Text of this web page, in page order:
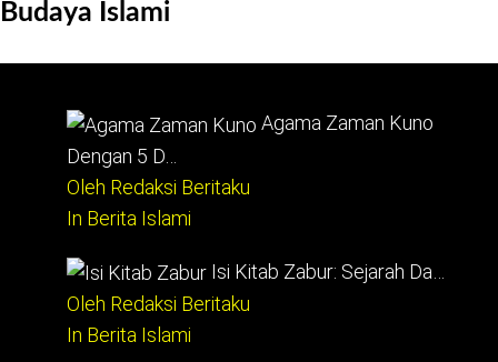
Budaya Islami
Agama Zaman Kuno
Dengan 5 D…
Oleh Redaksi Beritaku
In Berita Islami
Isi Kitab Zabur: Sejarah Da…
Oleh Redaksi Beritaku
In Berita Islami